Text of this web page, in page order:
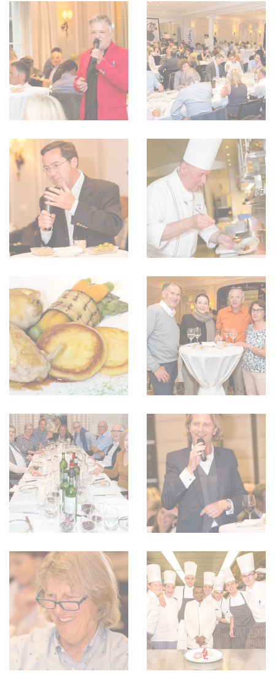
AUSGABE
VORTEILSWELT
BÜCHER
PORTRAITS
VINOPHILES
ARCHIV
AWARDS
GEWINNSPIELE
VORTEILSWELT
TRINKREIFETABELLE
NEWSLETTER
WINE TRADE CLUB
REDAKTION
WERBUNG
PRESSE
IMPRESSUM
AGB & DATENSCHUTZ